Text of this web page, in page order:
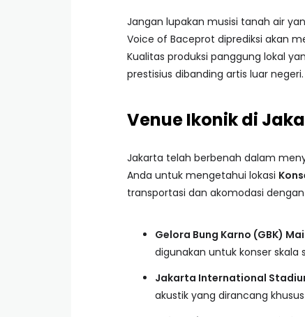
Jangan lupakan musisi tanah air
Voice of Baceprot diprediksi akan
Kualitas produksi panggung lokal
prestisius dibanding artis luar negeri.
Venue Ikonik di
Jakarta telah berbenah dalam
Anda untuk mengetahui lokasi
transportasi dan akomodasi
Gelora Bung Karno (GBK)
digunakan untuk konser skala
Jakarta International
akustik yang dirancang